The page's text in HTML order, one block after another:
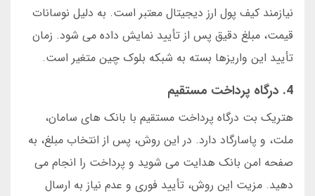
نیازمند کیف پول ارز دیجیتال معتبر است. به دلیل نوسانات
قیمت، مبلغ دقیق پس از تأیید نمایش داده می شود. زمان
تأیید این واریزها بسته به شبکه بلوک چین متغیر است.
4. درگاه پرداخت مستقیم
هتریک بت درگاه پرداخت مستقیم با بانک های سامان،
ملت، و پاسارگاد دارد. در این روش، پس از انتخاب مبلغ، به
صفحه امن بانک هدایت می شوید و پرداخت را انجام می
دهید. مزیت این روش، تأیید فوری و عدم نیاز به ارسال